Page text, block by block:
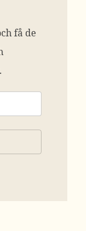
få de